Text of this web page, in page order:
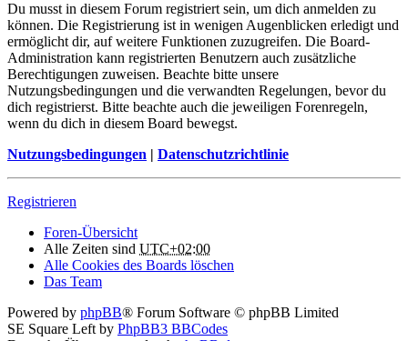
Du musst in diesem Forum registriert sein, um dich anmelden zu
können. Die Registrierung ist in wenigen Augenblicken erledigt und
ermöglicht dir, auf weitere Funktionen zuzugreifen. Die Board-
Administration kann registrierten Benutzern auch zusätzliche
Berechtigungen zuweisen. Beachte bitte unsere
Nutzungsbedingungen und die verwandten Regelungen, bevor du
dich registrierst. Bitte beachte auch die jeweiligen Forenregeln,
wenn du dich in diesem Board bewegst.
Nutzungsbedingungen | Datenschutzrichtlinie
Registrieren
Foren-Übersicht
Alle Zeiten sind UTC+02:00
Alle Cookies des Boards löschen
Das Team
Powered by phpBB® Forum Software © phpBB Limited
SE Square Left by PhpBB3 BBCodes